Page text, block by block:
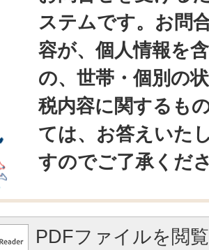
ステムです。お問
容が、個人情報を
の、世帯・個別の
税内容に関するも
ては、お答えいた
すのでご了承くだ
PDFファイルを閲